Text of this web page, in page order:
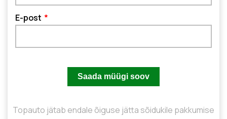
E-post
Topauto jätab endale õiguse jätta sõidukile pakkumise